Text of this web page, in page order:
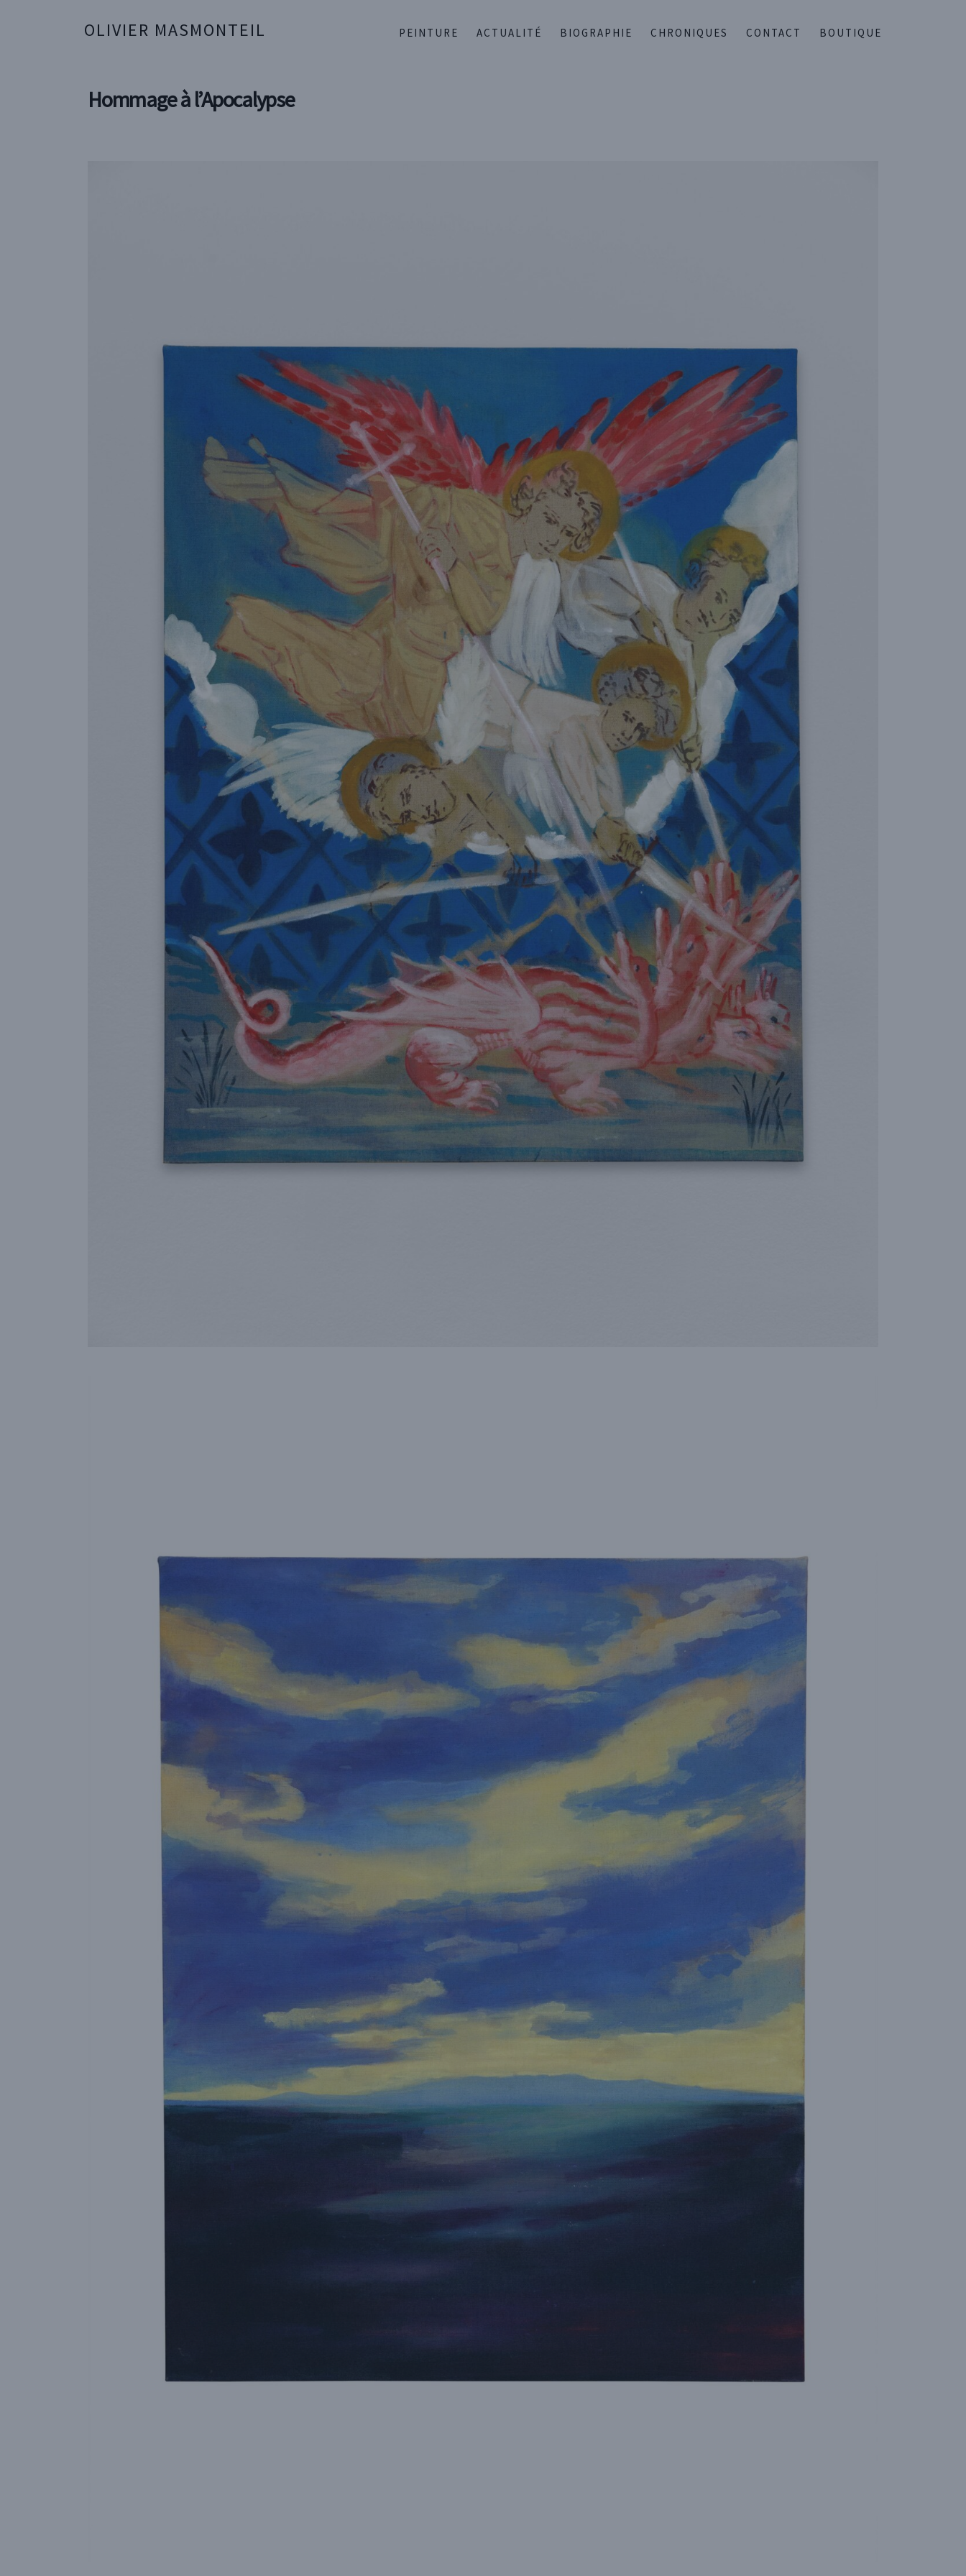
OLIVIER MASMONTEIL PEINTURE ACTUALITÉ BIOGRAPHIE CHRONIQUES CONTACT BOUTIQUE
Hommage à l’Apocalypse